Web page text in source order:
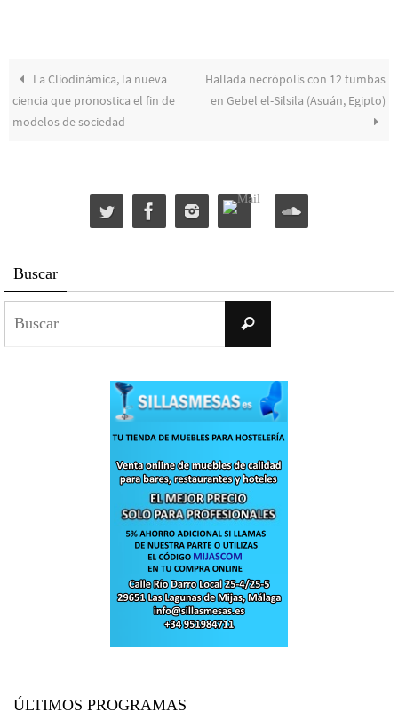
La Cliodinámica, la nueva
ciencia que pronostica el fin de
modelos de sociedad
Hallada necrópolis con 12 tumbas
en Gebel el-Silsila (Asuán, Egipto)
Buscar
Buscar
ÚLTIMOS PROGRAMAS